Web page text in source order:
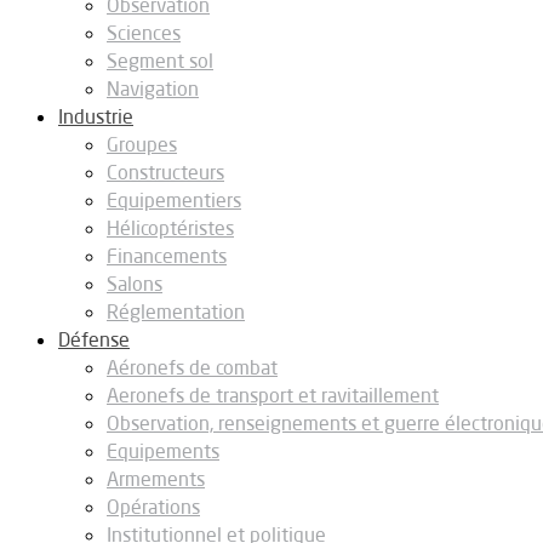
Observation
Sciences
Segment sol
Navigation
Industrie
Groupes
Constructeurs
Equipementiers
Hélicoptéristes
Financements
Salons
Réglementation
Défense
Aéronefs de combat
Aeronefs de transport et ravitaillement
Observation, renseignements et guerre
Equipements
Armements
Opérations
Institutionnel et politique